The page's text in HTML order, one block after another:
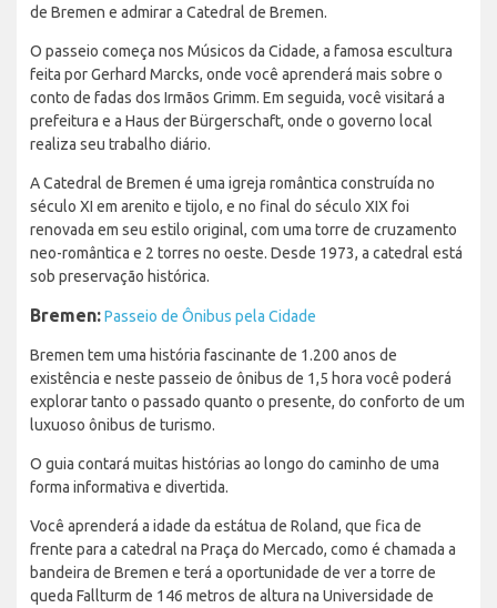
de Bremen e admirar a Catedral de Bremen.
O passeio começa nos Músicos da Cidade, a famosa escultura
feita por Gerhard Marcks, onde você aprenderá mais sobre o
conto de fadas dos Irmãos Grimm. Em seguida, você visitará a
prefeitura e a Haus der Bürgerschaft, onde o governo local
realiza seu trabalho diário.
A Catedral de Bremen é uma igreja romântica construída no
século XI em arenito e tijolo, e no final do século XIX foi
renovada em seu estilo original, com uma torre de cruzamento
neo-romântica e 2 torres no oeste. Desde 1973, a catedral está
sob preservação histórica.
Bremen:Passeio de Ônibus pela Cidade
Bremen tem uma história fascinante de 1.200 anos de
existência e neste passeio de ônibus de 1,5 hora você poderá
explorar tanto o passado quanto o presente, do conforto de um
luxuoso ônibus de turismo.
O guia contará muitas histórias ao longo do caminho de uma
forma informativa e divertida.
Você aprenderá a idade da estátua de Roland, que fica de
frente para a catedral na Praça do Mercado, como é chamada a
bandeira de Bremen e terá a oportunidade de ver a torre de
queda Fallturm de 146 metros de altura na Universidade de